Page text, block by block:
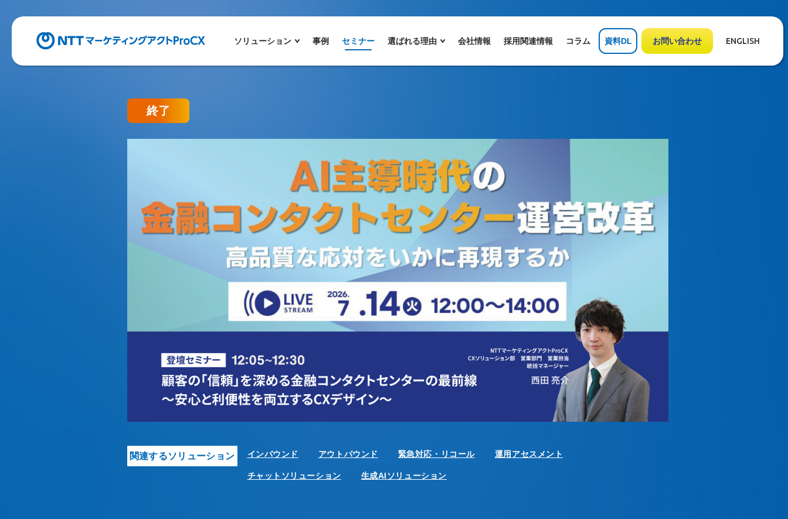
ソリューション 事例 セミナー 選ばれる理由 会社情報 採用関連情報 コラム 資料DL お問い合わせ ENGLISH
終了
関連するソリューション インバウンド アウトバウンド 緊急対応・リコール 運用アセスメント
チャットソリューション 生成AIソリューション